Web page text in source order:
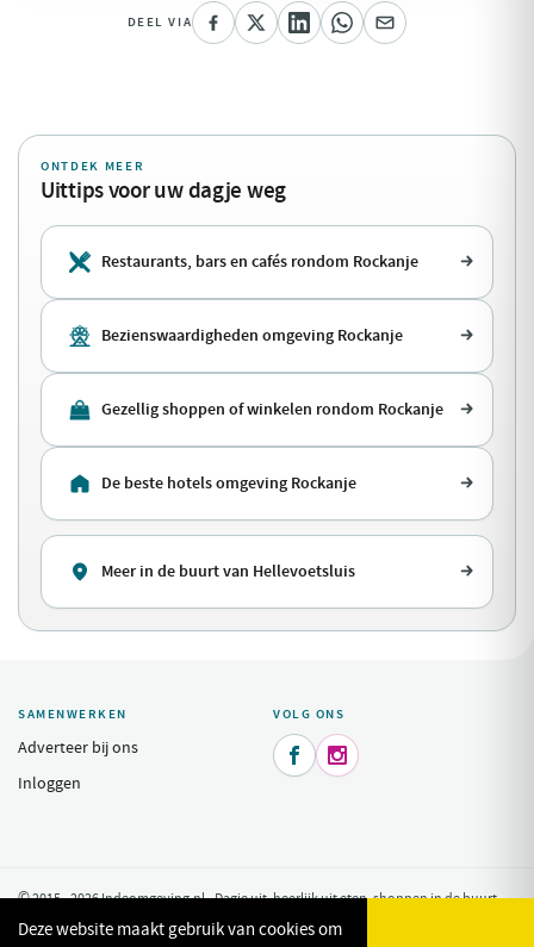
DEEL VIA
ONTDEK MEER
Uittips voor uw dagje weg
Restaurants, bars en cafés rondom Rockanje
Bezienswaardigheden omgeving Rockanje
Gezellig shoppen of winkelen rondom Rockanje
De beste hotels omgeving Rockanje
Meer in de buurt van Hellevoetsluis
SAMENWERKEN
Adverteer bij ons
Inloggen
VOLG ONS
 
© 2015 - 2026 Indeomgeving.nl - Dagje uit, heerlijk uit eten, shoppen in de buurt
van uw vakantiepark. Privacy Policy
Deze website maakt gebruik van cookies om